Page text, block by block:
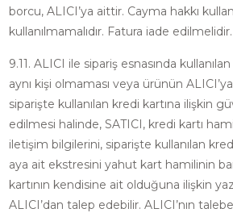
borcu, ALICI’ya aittir. Cayma hakkı
kullanılmamalıdır. Fatura iade edilmelidir.
9.11. ALICI ile sipariş esnasında
aynı kişi olmaması veya ürünün
siparişte kullanılan kredi kartına ilişkin
edilmesi halinde, SATICI, kredi kartı
iletişim bilgilerini, siparişte kullanılan
aya ait ekstresini yahut kart hamilinin
kartının kendisine ait olduğuna ilişkin
ALICI’dan talep edebilir. ALICI’nın